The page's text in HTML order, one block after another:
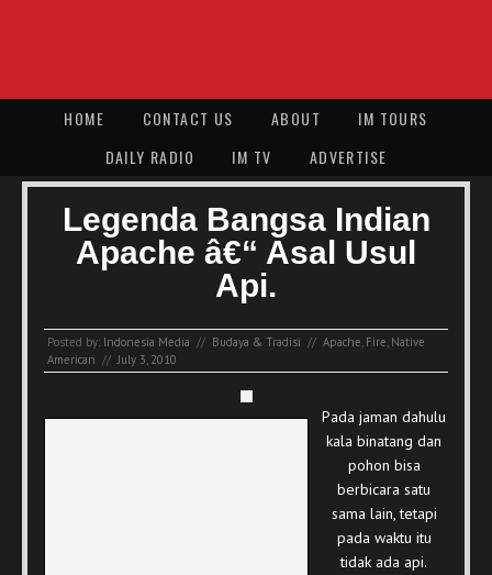
HOME CONTACT US ABOUT
IM TOURS
DAILY RADIO
IM TV ADVERTISE
Legenda Bangsa Indian
Apache â€“ Asal Usul
Api.
Posted by: Indonesia Media // Budaya & Tradisi // Apache, Fire, Native
American // July 3, 2010
Pada jaman dahulu
kala binatang dan
pohon bisa
berbicara satu
sama lain, tetapi
pada waktu itu
tidak ada api.